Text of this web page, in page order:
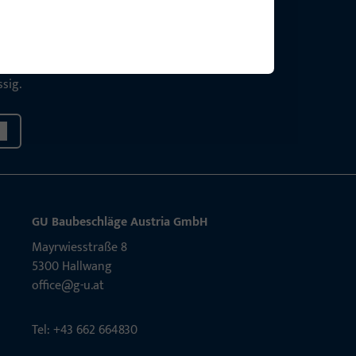
GU Baubeschläge Aus­tria GmbH
Mayrwies­straße 8
5300 Hall­wang
office@g-u.at
Tel: +43 662 664830